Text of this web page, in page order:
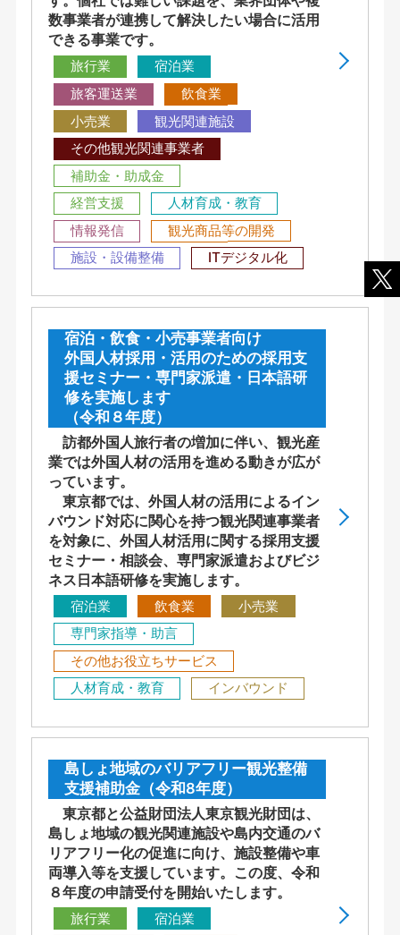
数事業者が連携して解決したい場合に活用
できる事業です。
旅行業
宿泊業
旅客運送業
飲食業
小売業
観光関連施設
その他観光関連事業者
補助金・助成金
経営支援
人材育成・教育
情報発信
観光商品等の開発
施設・設備整備
ITデジタル化
宿泊・飲食・小売事業者向け
外国人材採用・活用のための採用支
援セミナー・専門家派遣・日本語研
修を実施します
（令和８年度）
訪都外国人旅行者の増加に伴い、観光産
業では外国人材の活用を進める動きが広が
っています。
東京都では、外国人材の活用によるイン
バウンド対応に関心を持つ観光関連事業者
を対象に、外国人材活用に関する採用支援
セミナー・相談会、専門家派遣およびビジ
ネス日本語研修を実施します。
宿泊業 飲食業
小売業
専門家指導・助言
その他お役立ちサービス
人材育成・教育
インバウンド
島しょ地域のバリアフリー観光整備
支援補助金（令和8年度）
東京都と公益財団法人東京観光財団は、
島しょ地域の観光関連施設や島内交通のバ
リアフリー化の促進に向け、施設整備や車
両導入等を支援しています。この度、令和
８年度の申請受付を開始いたします。
旅行業
宿泊業